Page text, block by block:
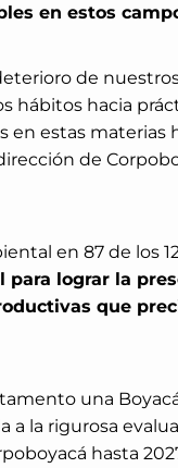
en estos
de
hábitos hacia
en estas materias
de
en 87 de los
lograr la
que
una
la rigurosa
hasta